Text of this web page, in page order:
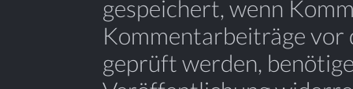
gespeichert, wenn
Kommentarbeiträge
geprüft werden,